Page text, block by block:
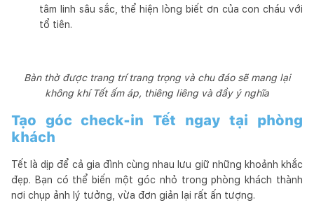
tâm linh sâu sắc, thể hiện lòng biết ơn của con cháu với
tổ tiên.
Bàn thờ được trang trí trang trọng và chu đáo sẽ mang lại
không khí Tết ấm áp, thiêng liêng và đầy ý nghĩa
Tạo góc check-in Tết ngay tại phòng
khách
Tết là dịp để cả gia đình cùng nhau lưu giữ những khoảnh khắc
đẹp. Bạn có thể biến một góc nhỏ trong phòng khách thành
nơi chụp ảnh lý tưởng, vừa đơn giản lại rất ấn tượng.